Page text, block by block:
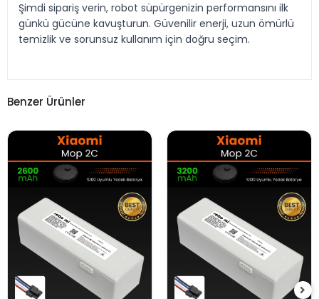
Şimdi sipariş verin, robot süpürgenizin performansını ilk
günkü gücüne kavuşturun. Güvenilir enerji, uzun ömürlü
temizlik ve sorunsuz kullanım için doğru seçim.
Benzer Ürünler